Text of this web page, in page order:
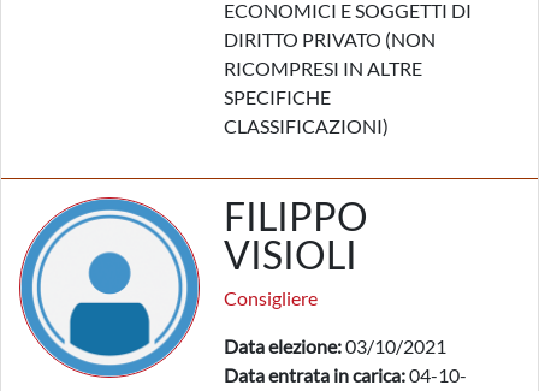
ECONOMICI E SOGGETTI DI
DIRITTO PRIVATO (NON
RICOMPRESI IN ALTRE
SPECIFICHE
CLASSIFICAZIONI)
FILIPPO
VISIOLI
Consigliere
Data elezione:03/10/2021
Data entrata in carica:04-10-